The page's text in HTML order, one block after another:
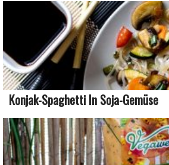
Konjak-Spaghetti In Soja-Gemüse